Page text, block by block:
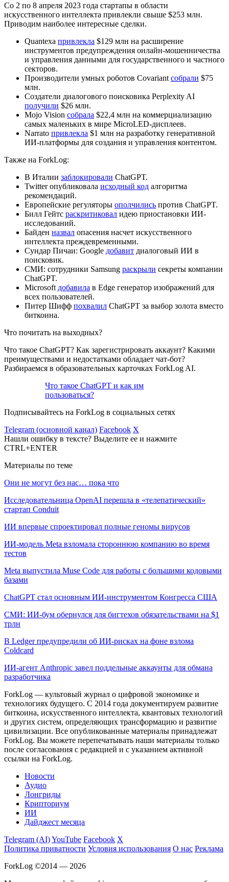
Со 2 по 8 апреля 2023 года стартапы в области
искусственного интеллекта привлекли свыше $253 млн.
Приводим наиболее интересные сделки.
Quantexa привлекла $129 млн на расширение
инструментов предупреждения онлайн-мошенничества
и управления данными для государственного и частного
секторов.
Производители умных роботов Covariant собрали $75
млн.
Создатели диалогового поисковика Perplexity AI
получили $26 млн.
Mojo Vision собрала $22,4 млн на коммерциализацию
самых маленьких в мире MicroLED-дисплеев.
Narrato привлекла $1 млн на разработку генеративной
ИИ-платформы для создания и управления контентом.
Также на ForkLog:
В Италии заблокировали ChatGPT.
Twitter опубликовала исходный код алгоритма
рекомендаций.
Европейские регуляторы ополчились против ChatGPT.
Билл Гейтс раскритиковал идею приостановки ИИ-
исследований.
Байден назвал опасения насчет искусственного
интеллекта преждевременными.
Сундар Пичаи: Google добавит диалоговый ИИ в
поисковик.
СМИ: сотрудники Samsung раскрыли секреты компании
ChatGPT.
Microsoft добавила в Edge генератор изображений для
всех пользователей.
Питер Шифф похвалил ChatGPT за выбор золота вместо
биткоина.
Что почитать на выходных?
Что такое ChatGPT? Как зарегистрировать аккаунт? Какими
преимуществами и недостатками обладает чат-бот?
Разбираемся в образовательных карточках ForkLog AI.
Что такое ChatGPT и как им
пользоваться?
Подписывайтесь на ForkLog в социальных сетях
Telegram (основной канал) Facebook X
Нашли ошибку в тексте? Выделите ее и нажмите
CTRL+ENTER
Материалы по теме
Они не могут без нас… пока что
Исследовательница OpenAI перешла в «телепатический»
стартап Conduit
ИИ впервые спроектировал полные геномы вирусов
ИИ-модель Meta взломала стороннюю компанию во время
тестов
Meta выпустила Muse Code для работы с большими кодовыми
базами
ChatGPT стал основным ИИ-инструментом Конгресса США
СМИ: ИИ-бум обернулся для бигтехов обязательствами на $1
трлн
В Ledger предупредили об ИИ-рисках на фоне взлома
Coldcard
ИИ-агент Anthropic завел поддельные аккаунты для обмана
разработчика
ForkLog — культовый журнал о цифровой экономике и
технологиях будущего. С 2014 года документируем развитие
биткоина, искусственного интеллекта, квантовых технологий
и других систем, определяющих трансформацию и развитие
цивилизации. Все опубликованные материалы принадлежат
ForkLog. Вы можете перепечатывать наши материалы только
после согласования с редакцией и с указанием активной
ссылки на ForkLog.
Новости
Аудио
Лонгриды
Крипториум
ИИ
Дайджест месяца
Telegram (AI)YouTube Facebook X
Политика приватности Условия использования О нас Реклама
ForkLog ©2014 — 2026